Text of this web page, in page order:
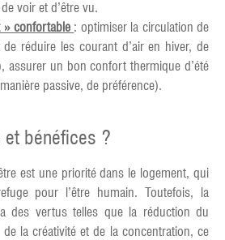
voir et d’être vu.
» confortable : optimiser la circulation de
de réduire les courant d’air en hiver, de
assurer un bon confort thermique d’été
passive, de préférence).
et bénéfices ?
est une priorité dans le logement, qui
pour l’être humain. Toutefois, la
des vertus telles que la réduction du
de la créativité et de la concentration, ce